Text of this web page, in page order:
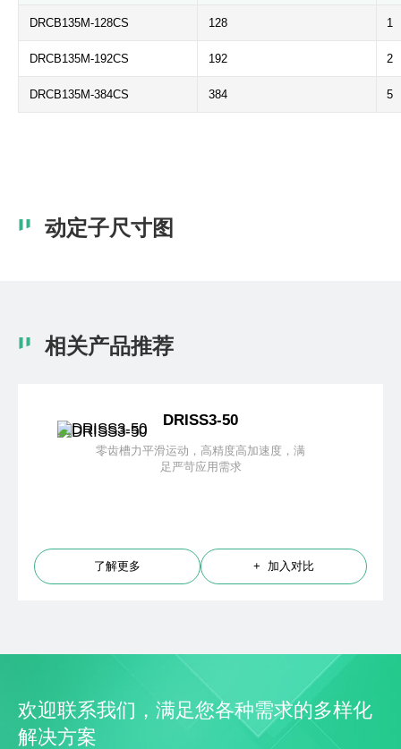
DRCB135M-128CS 128 1
DRCB135M-192CS 192 2
DRCB135M-384CS 384 5
动定子尺寸图
相关产品推荐
DRISS3-50
零齿槽力平滑运动，高精度高加速度，满
足严苛应用需求
了解更多 + 加入对比
欢迎联系我们，满足您各种需求的多样化
解决方案